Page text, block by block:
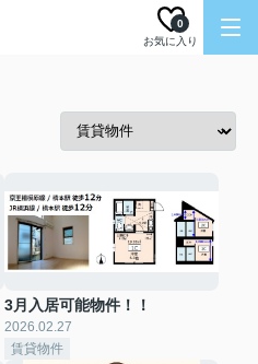
お気に入り
0
3月入居可能物件！！
2026.02.27
賃貸物件